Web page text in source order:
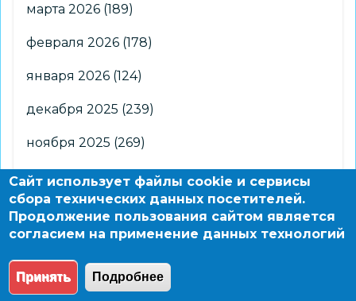
марта 2026 (189)
февраля 2026 (178)
января 2026 (124)
декабря 2025 (239)
ноября 2025 (269)
октября 2025(266)
сентября 2025 (176)
августа 2025 (2)
© 2004 - 2026 Новосибирский информационно-
Сайт использует файлы cookie и сервисы
сбора технических данных посетителей.
Продолжение пользования сайтом является
согласием на применение данных технологий
Принять Подробнее